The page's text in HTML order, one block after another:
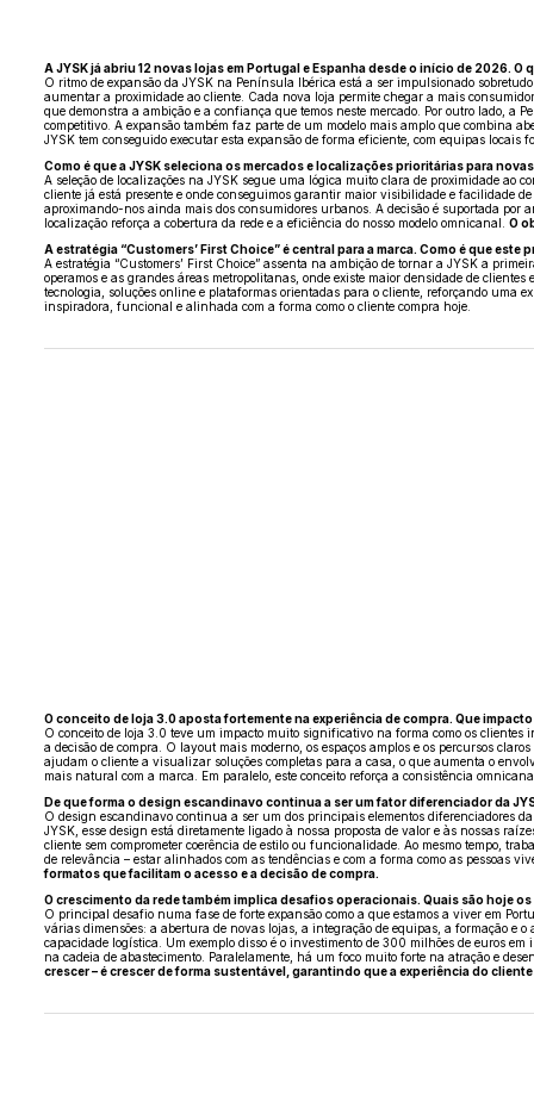
A JYSK já abriu 12 novas lojas em Portugal e Espanha desde o início de 2026.
O ritmo de expansão da JYSK na Península Ibérica está a ser impulsionado
aumentar a proximidade ao cliente. Cada nova loja permite chegar a mais
que demonstra a ambição e a confiança que temos neste mercado. Por outro lado,
competitivo. A expansão também faz parte de um modelo mais amplo que combina
JYSK tem conseguido executar esta expansão de forma eficiente, com equipas
Como é que a JYSK seleciona os mercados e localizações prioritárias para
A seleção de localizações na JYSK segue uma lógica muito clara de proximidade ao
cliente já está presente e onde conseguimos garantir maior visibilidade e facilidade
aproximando-nos ainda mais dos consumidores urbanos. A decisão é suportada por
localização reforça a cobertura da rede e a eficiência do nosso modelo omnicanal. O
A estratégia “Customers’ First Choice” é central para a marca. Como é que
A estratégia “Customers’ First Choice” assenta na ambição de tornar a JYSK a
operamos e as grandes áreas metropolitanas, onde existe maior densidade de
tecnologia, soluções online e plataformas orientadas para o cliente, reforçando uma
inspiradora, funcional e alinhada com a forma como o cliente compra hoje.
O conceito de loja 3.0 aposta fortemente na experiência de compra. Que
O conceito de loja 3.0 teve um impacto muito significativo na forma como os
a decisão de compra. O layout mais moderno, os espaços amplos e os percursos
ajudam o cliente a visualizar soluções completas para a casa, o que aumenta o
mais natural com a marca. Em paralelo, este conceito reforça a consistência
De que forma o design escandinavo continua a ser um fator diferenciador da
O design escandinavo continua a ser um dos principais elementos diferenciadores
JYSK, esse design está diretamente ligado à nossa proposta de valor e às nossas
cliente sem comprometer coerência de estilo ou funcionalidade. Ao mesmo tempo,
de relevância – estar alinhados com as tendências e com a forma como as pessoas
formatos que facilitam o acesso e a decisão de compra.
O crescimento da rede também implica desafios operacionais. Quais são hoje
O principal desafio numa fase de forte expansão como a que estamos a viver em
várias dimensões: a abertura de novas lojas, a integração de equipas, a formação e
capacidade logística. Um exemplo disso é o investimento de 300 milhões de euros
na cadeia de abastecimento. Paralelamente, há um foco muito forte na atração e
crescer – é crescer de forma sustentável, garantindo que a experiência do